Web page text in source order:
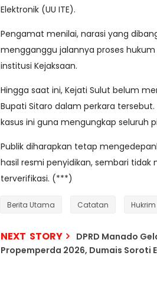
Elektronik (UU ITE).
Pengamat menilai, narasi yang
mengganggu jalannya proses
institusi Kejaksaan.
Hingga saat ini, Kejati Sulut belum
Bupati Sitaro dalam perkara
kasus ini guna mengungkap seluruh
Publik diharapkan tetap
hasil resmi penyidikan, sembari
terverifikasi. (***)
Berita Utama Catatan Hukrim
NEXT STORY
DPRD Manado
Propemperda 2026, Dumais Soroti